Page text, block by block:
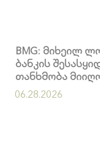
BMG: მიხეილ
ბანკის
თანხმობა
06.28.2026